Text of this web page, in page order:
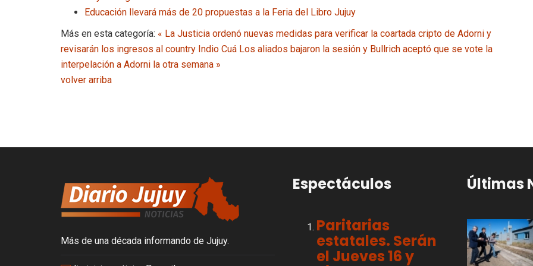
Educación llevará más de 20 propuestas a la Feria del Libro Jujuy
Más en esta categoría: « La Justicia ordenó nuevas medidas para verificar la coartada cripto de Adorni y
revisarán los ingresos al country Indio Cuá Los aliados bajaron la sesión y Bullrich aceptó que se vote la
interpelación a Adorni la otra semana »
volver arriba
Más de una década informando de Jujuy.
Espectáculos
Paritarias
estatales. Serán
el Jueves 16 y
Últimas